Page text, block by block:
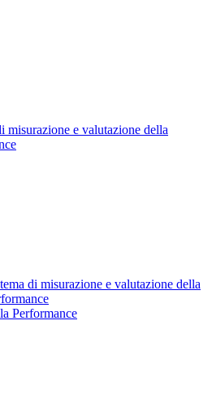
misurazione e valutazione della
di misurazione e valutazione della
Performance